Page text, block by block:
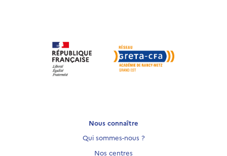
Nous connaître
Qui sommes-nous ?
Nos centres